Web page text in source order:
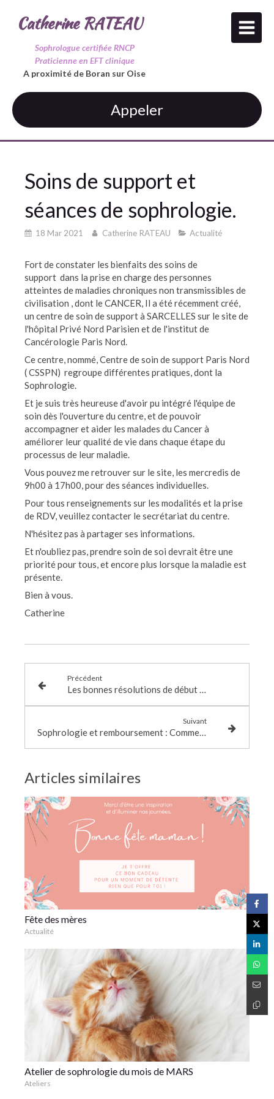
Catherine RATEAU
Sophrologue certifiée RNCP
Praticienne en EFT clinique
A proximité de Boran sur Oise
Appeler
Soins de support et
séances de sophrologie.
18 Mar 2021 Catherine RATEAU Actualité
Fort de constater les bienfaits des soins de
support dans la prise en charge des personnes
atteintes de maladies chroniques non transmissibles de
civilisation , dont le CANCER, Il a été récemment créé,
un centre de soin de support à SARCELLES sur le site de
l'hôpital Privé Nord Parisien et de l'institut de
Cancérologie Paris Nord.
Ce centre, nommé, Centre de soin de support Paris Nord
( CSSPN) regroupe différentes pratiques, dont la
Sophrologie.
Et je suis très heureuse d'avoir pu intégré l'équipe de
soin dès l'ouverture du centre, et de pouvoir
accompagner et aider les malades du Cancer à
améliorer leur qualité de vie dans chaque étape du
processus de leur maladie.
Vous pouvez me retrouver sur le site, les mercredis de
9h00 à 17h00, pour des séances individuelles.
Pour tous renseignements sur les modalités et la prise
de RDV, veuillez contacter le secrétariat du centre.
N'hésitez pas à partager ses informations.
Et n'oubliez pas, prendre soin de soi devrait être une
priorité pour tous, et encore plus lorsque la maladie est
présente.
Bien à vous.
Catherine
Précédent
Les bonnes résolutions de début d'année.
Suivant
Sophrologie et remboursement : Comment ça marche ?
Articles similaires
Fête des mères
Actualité
Atelier de sophrologie du mois de MARS
Ateliers